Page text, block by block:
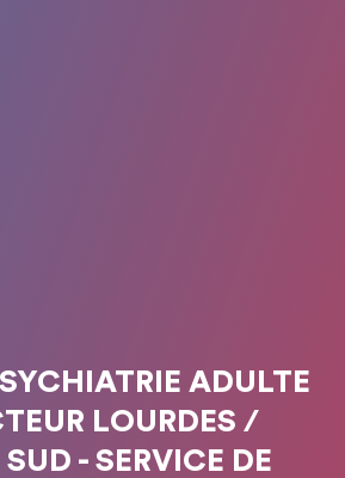
ADULTE
LOURDES /
SUD - SERVICE DE